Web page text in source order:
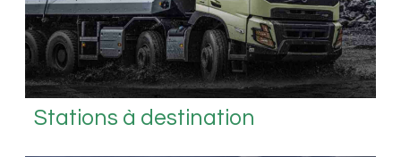
Stations à destination